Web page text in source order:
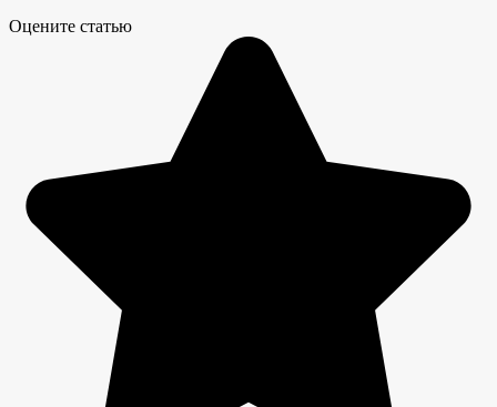
Оцените статью